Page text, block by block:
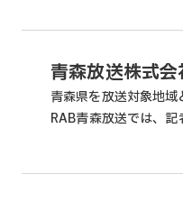
青森放送株式会
青森県を放送対象地
RAB青森放送では、